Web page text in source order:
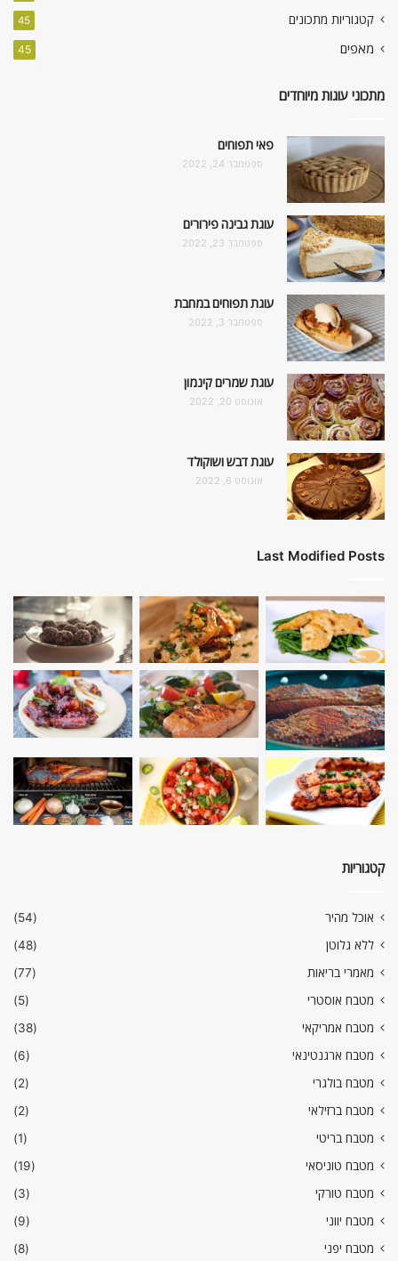
קטגוריות מתכונים 45
מאפים 45
מתכוני עוגות מיוחדים
פאי תפוחים
ספטמבר 24, 2022
עוגת גבינה פירורים
ספטמבר 23, 2022
עוגת תפוחים במחבת
ספטמבר 3, 2022
עוגת שמרים קינמון
אוגוסט 20, 2022
עוגת דבש ושוקולד
אוגוסט 6, 2022
Last Modified Posts
קטגוריות
אוכל מהיר
(54)
ללא גלוטן
(48)
מאמרי בריאות
(77)
מטבח אוסטרי
(5)
מטבח אמריקאי
(38)
מטבח ארגנטינאי
(6)
מטבח בולגרי
(2)
מטבח ברזילאי
(2)
מטבח בריטי
(1)
מטבח טוניסאי
(19)
מטבח טורקי
(3)
מטבח יווני
(9)
מטבח יפני
(8)